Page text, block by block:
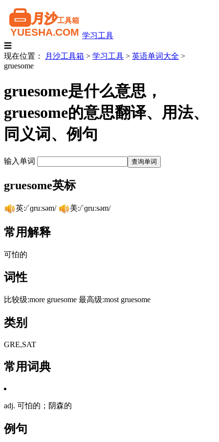
学习工具
☰
现在位置：
月沙工具箱 > 学习工具 > 英语单词大全 >
gruesome
gruesome是什么意思，
gruesome的意思翻译、用法、
同义词、例句
输入单词
gruesome英标
英:/ˈɡruːsəm/ 美:/ˈɡruːsəm/
常用解释
可怕的
词性
比较级:more gruesome 最高级:most gruesome
类别
GRE,SAT
常用词典
adj. 可怕的；阴森的
例句